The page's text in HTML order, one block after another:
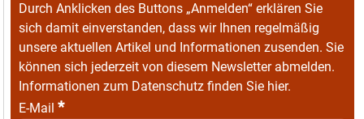
Durch Anklicken des Buttons „Anmelden“ erklären Sie
sich damit einverstanden, dass wir Ihnen regelmäßig
unsere aktuellen Artikel und Informationen zusenden. Sie
können sich jederzeit von diesem Newsletter abmelden.
Informationen zum Datenschutz finden Sie hier.
E-Mail *